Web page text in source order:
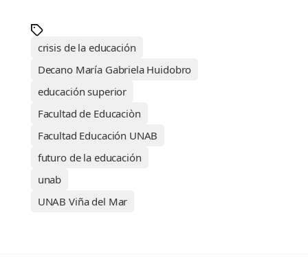
crisis de la educación
Decano María Gabriela Huidobro
educación superior
Facultad de Educaciòn
Facultad Educación UNAB
futuro de la educación
unab
UNAB Viña del Mar